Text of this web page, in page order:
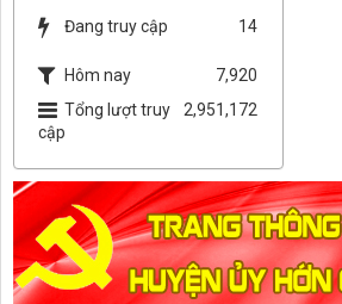
Đang truy cập 14
Hôm nay
7,920
Tổng lượt truy
cập
2,951,172